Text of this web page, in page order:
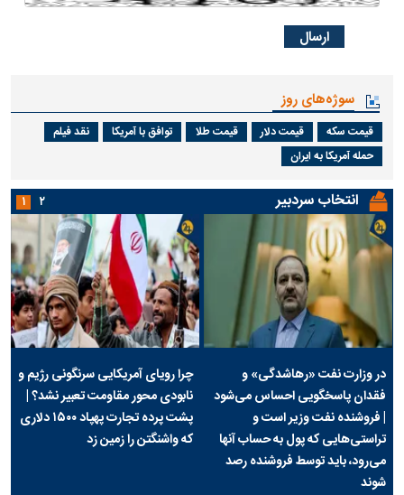
سوژه‌های روز
قیمت سکه قیمت دلار قیمت طلا توافق با آمریکا
نقد فیلم
حمله آمریکا به ایران
انتخاب سردبیر
در وزارت نفت «رهاشدگی» و
فقدان پاسخگویی احساس می‌شود
| فروشنده نفت وزیر است و
تراستی‌هایی که پول به حساب آنها
می‌رود، باید توسط فروشنده رصد
شوند
چرا رویای آمریکایی سرنگونی رژیم و
نابودی محور مقاومت تعبیر نشد؟ |
پشت پرده تجارت پهپاد‌ ۱۵۰۰ دلاری
که واشنگتن را زمین زد
۱ ۲